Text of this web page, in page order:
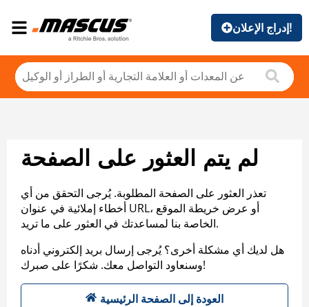
إدراج الإعلان!
لم يتم العثور على الصفحة
تعذر العثور على الصفحة المطلوبة. يُرجى التحقق من أي
أخطاء إملائية في عنوان URL، أو عرض خريطة الموقع
الخاصة بنا لمساعدتك في العثور على ما تريد.
هل لديك أي مشكلة أخرى؟ يُرجى إرسال بريد إلكتروني أدناه
وسنعاود التواصل معك. شكرًا على صبرك!
العودة إلى الصفحة الرئيسية